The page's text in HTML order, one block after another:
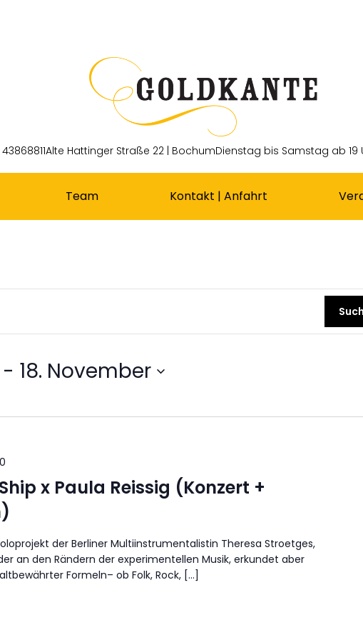
Alte Hattinger Straße 22 | BochumDienstag bis Samstag ab 19
Team Kontakt | Anfahrt
- 18. November
x Paula Reissig (Konzert +
der Berliner Multiinstrumentalistin Theresa Stroetges,
an den Rändern der experimentellen Musik, erkundet aber
Formeln– ob Folk, Rock, […]